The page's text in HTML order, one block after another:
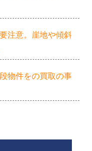
注意。崖地や傾斜
物件をの買取の事